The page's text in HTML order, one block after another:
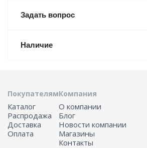
Задать вопрос
Наличие
Покупателям
Каталог
Распродажа
Доставка
Оплата
Компания
О компании
Блог
Новости компании
Магазины
Контакты